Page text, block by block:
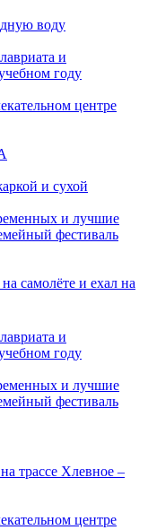
воду
и
году
центре
и сухой
и лучшие
фестиваль
самолёте и ехал на
и
году
и лучшие
фестиваль
трассе Хлевное –
центре